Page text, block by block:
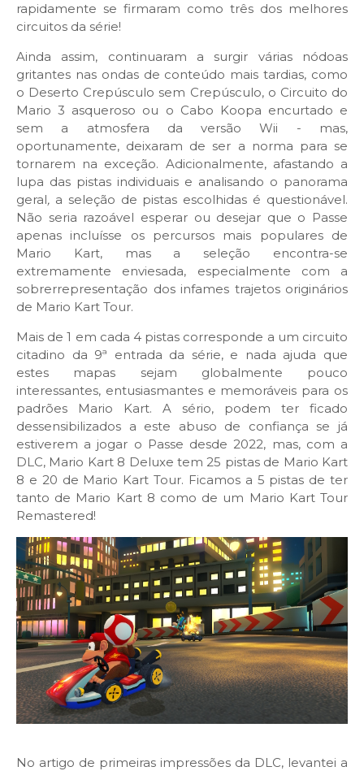
rapidamente se firmaram como três dos melhores
circuitos da série!
Ainda assim, continuaram a surgir várias nódoas
gritantes nas ondas de conteúdo mais tardias, como
o Deserto Crepúsculo sem Crepúsculo, o Circuito do
Mario 3 asqueroso ou o Cabo Koopa encurtado e
sem a atmosfera da versão Wii - mas,
oportunamente, deixaram de ser a norma para se
tornarem na exceção. Adicionalmente, afastando a
lupa das pistas individuais e analisando o panorama
geral, a seleção de pistas escolhidas é questionável.
Não seria razoável esperar ou desejar que o Passe
apenas incluísse os percursos mais populares de
Mario Kart, mas a seleção encontra-se
extremamente enviesada, especialmente com a
sobrerrepresentação dos infames trajetos originários
de Mario Kart Tour.
Mais de 1 em cada 4 pistas corresponde a um circuito
citadino da 9ª entrada da série, e nada ajuda que
estes mapas sejam globalmente pouco
interessantes, entusiasmantes e memoráveis para os
padrões Mario Kart. A sério, podem ter ficado
dessensibilizados a este abuso de confiança se já
estiverem a jogar o Passe desde 2022, mas, com a
DLC, Mario Kart 8 Deluxe tem 25 pistas de Mario Kart
8 e 20 de Mario Kart Tour. Ficamos a 5 pistas de ter
tanto de Mario Kart 8 como de um Mario Kart Tour
Remastered!
No artigo de primeiras impressões da DLC, levantei a